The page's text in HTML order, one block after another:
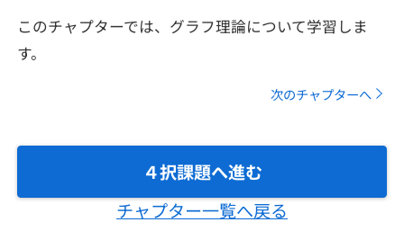
新卒エージェント
就活成功ガイド
リファレンス
SQL
再チャレンジ結果一覧
メディア
このチャプターでは、グラフ理論について学習しま
す。
次のチャプターへ
４択課題へ進む
チャプター一覧へ戻る